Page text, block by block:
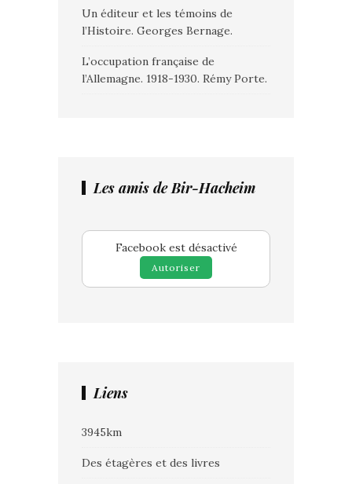
Un éditeur et les témoins de
l’Histoire. Georges Bernage.
L’occupation française de
l’Allemagne. 1918-1930. Rémy Porte.
Les amis de Bir-Hacheim
Facebook est désactivé
Autoriser
Liens
3945km
Des étagères et des livres